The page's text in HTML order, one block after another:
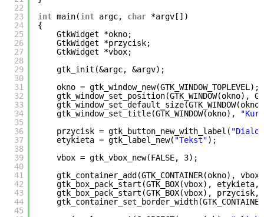
22
23
24
25
26
27
28
29
30
31
32
33
34
35
36
37
38
39
40
41
42
43
44
45
int main(int argc, char *argv[])
{
GtkWidget *okno;
GtkWidget *przycisk;
GtkWidget *vbox;
gtk_init(&argc, &argv);
okno = gtk_window_new(GTK_WINDOW_TOPLEVEL);
gtk_window_set_position(GTK_WINDOW(okno),
gtk_window_set_title(GTK_WINDOW(okno),
przycisk = gtk_button_new_with_label(
etykieta = gtk_label_new( "Tekst");
vbox = gtk_vbox_new(FALSE, 3);
gtk_container_add(GTK_CONTAINER(okno),
gtk_box_pack_start(GTK_BOX(vbox), etykieta,
gtk_box_pack_start(GTK_BOX(vbox), przycisk,